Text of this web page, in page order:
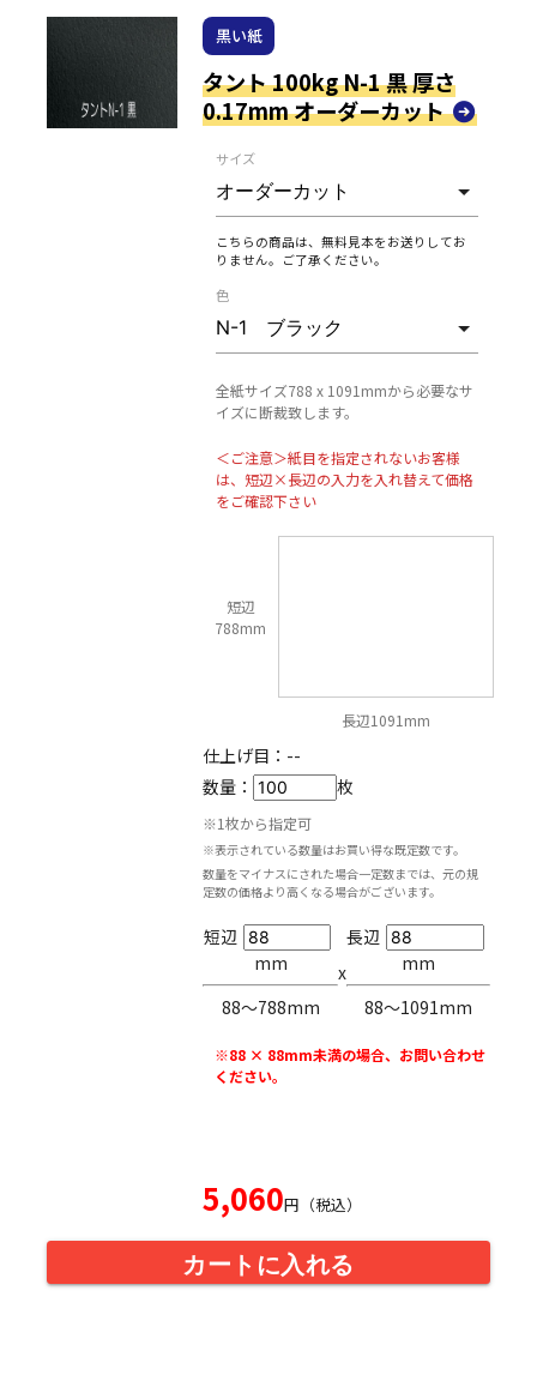
黒い紙
タント 100kg N-1 黒 厚さ
0.17mm オーダーカット
サイズ
こちらの商品は、無料見本をお送りしてお
りません。ご了承ください。
色
全紙サイズ788 x 1091mmから必要なサ
イズに断裁致します。
＜ご注意＞紙目を指定されないお客様
は、短辺×長辺の入力を入れ替えて価格
をご確認下さい
短辺
788mm
長辺1091mm
仕上げ目： --
数量：
枚
※1枚から指定可
※表示されている数量はお買い得な既定数です。
数量をマイナスにされた場合一定数までは、元の規
定数の価格より高くなる場合がございます。
短辺
mm
88〜788mm
x
長辺
mm
88〜1091mm
※88 × 88mm未満の場合、お問い合わせ
ください。
5,060円（税込）
カートに入れる